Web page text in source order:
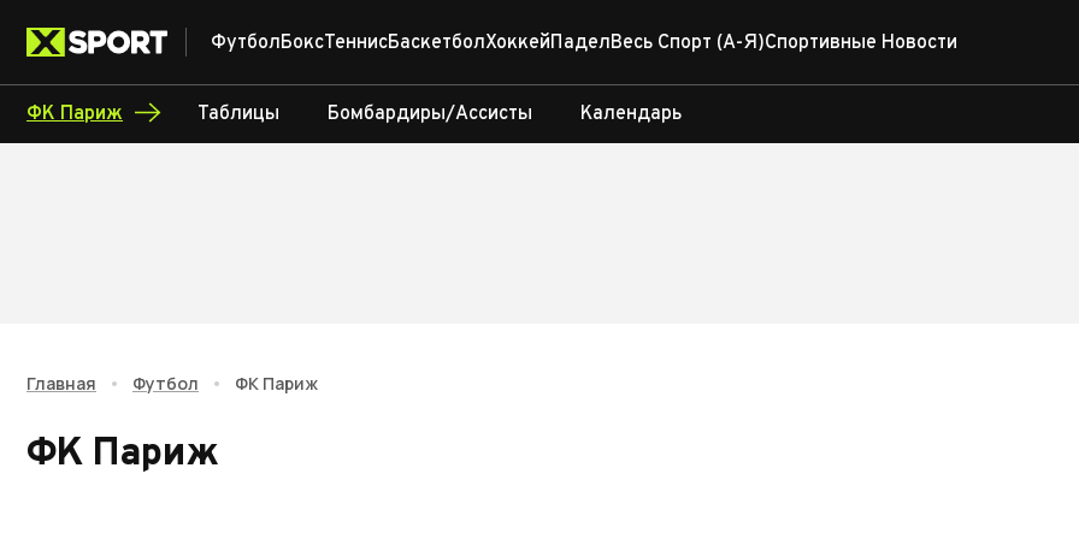
ФутболБоксТеннисБаскетболХоккейПаделВесь Спорт (А-Я)Спортивные Новости
ФК Париж Таблицы Бомбардиры/Ассисты Календарь
Главная • Футбол • ФК Париж
ФК Париж